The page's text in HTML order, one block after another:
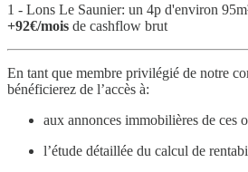
1 - Lons Le Saunier: un 4p d'environ
+92€/mois de cashflow brut
En tant que membre privilégié de notre
bénéficierez de l’accès à:
aux annonces immobilières de ces
l’étude détaillée du calcul de